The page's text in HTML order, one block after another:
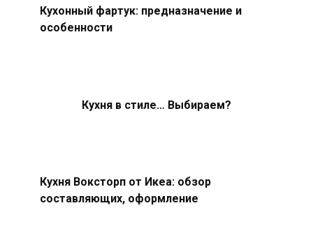
Кухонный фартук: предназначение и
особенности
Кухня в стиле… Выбираем?
Кухня Воксторп от Икеа: обзор
составляющих, оформление